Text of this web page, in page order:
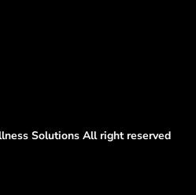
Solutions All right reserved